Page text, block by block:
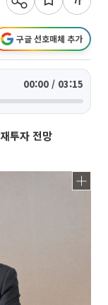
구글 선호매체 추가
00:00 / 03:15
투자 전망